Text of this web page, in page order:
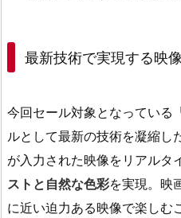
最新技術で実現する映
今回セール対象となってい
ルとして最新の技術を凝縮し
が入力された映像をリアルタ
ストと自然な色彩を実現。映
に近い迫力ある映像で楽しむ